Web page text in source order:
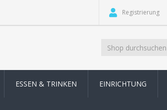
Registrierung
ESSEN & TRINKEN EINRICHTUNG